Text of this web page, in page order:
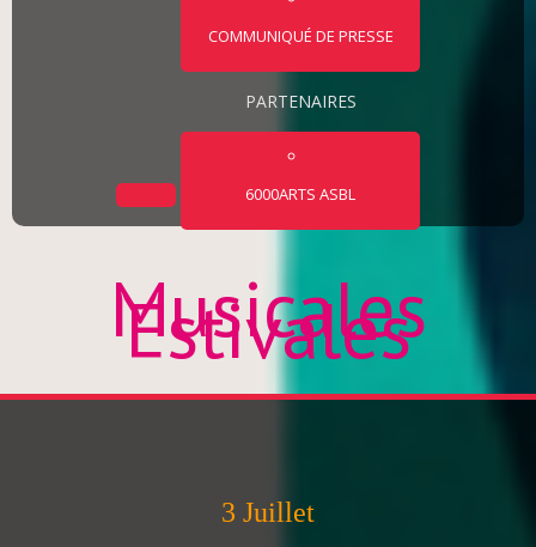
COMMUNIQUÉ DE PRESSE
PARTENAIRES
6000ARTS ASBL
Musicales
Estivales
3 Juillet